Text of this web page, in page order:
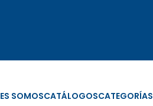
SOMOSCATÁLOGOSCATEGORÍAS